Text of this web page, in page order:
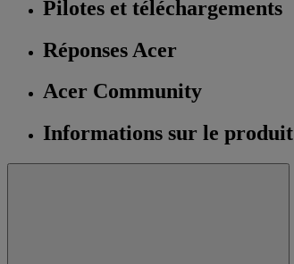
Pilotes et téléchargements
Réponses Acer
Acer Community
Informations sur le produit